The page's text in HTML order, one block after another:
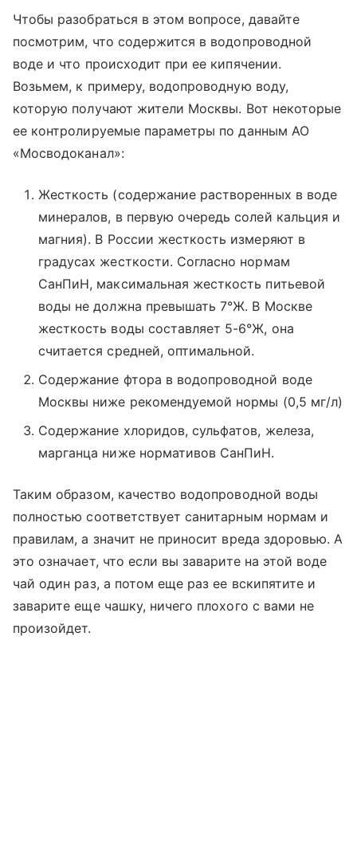
Чтобы разобраться в этом вопросе, давайте
посмотрим, что содержится в водопроводной
воде и что происходит при ее кипячении.
Возьмем, к примеру, водопроводную воду,
которую получают жители Москвы. Вот некоторые
ее контролируемые параметры по данным АО
«Мосводоканал»:
Жесткость (содержание растворенных в воде
минералов, в первую очередь солей кальция и
магния). В России жесткость измеряют в
градусах жесткости. Согласно нормам
СанПиН, максимальная жесткость питьевой
воды не должна превышать 7°Ж. В Москве
жесткость воды составляет 5-6°Ж, она
считается средней, оптимальной.
Содержание фтора в водопроводной воде
Москвы ниже рекомендуемой нормы (0,5 мг/л)
Содержание хлоридов, сульфатов, железа,
марганца ниже нормативов СанПиН.
Таким образом, качество водопроводной воды
полностью соответствует санитарным нормам и
правилам, а значит не приносит вреда здоровью. А
это означает, что если вы заварите на этой воде
чай один раз, а потом еще раз ее вскипятите и
заварите еще чашку, ничего плохого с вами не
произойдет.